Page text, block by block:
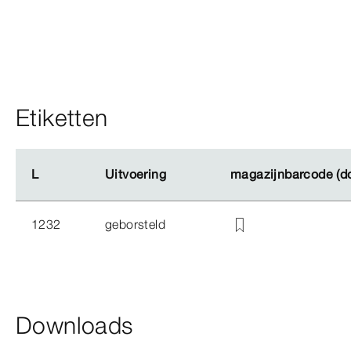
Etiketten
L Uitvoering magazijnbarcode
L Uitvoering magazijnbarcode
1232 geborsteld
Downloads